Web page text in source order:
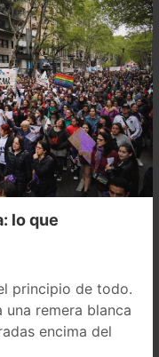
lo que
principio de todo.
una remera blanca
encima del